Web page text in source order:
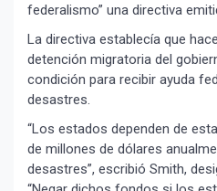
federalismo” una directiva
La directiva establecía que
detención migratoria del
condición para recibir ayuda
desastres.
“Los estados dependen de
de millones de dólares
desastres”, escribió Smith,